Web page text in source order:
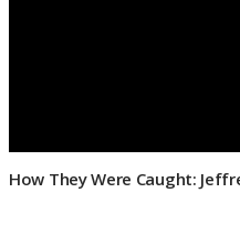
How They Were Caught: